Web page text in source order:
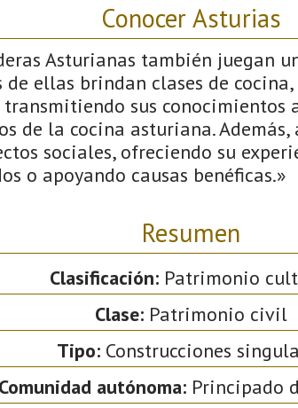
Conocer Asturias
Asturianas también juegan
de ellas brindan clases de
sus conocimientos
de la cocina asturiana.
sociales, ofreciendo su
o apoyando causas benéficas.»
Resumen
Clasificación:Patrimonio
Clase:Patrimonio civil
Tipo: Construcciones
Comunidad autónoma: Principado